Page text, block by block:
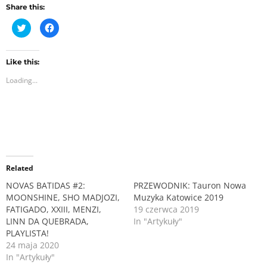
Share this:
C
l
t
s
i
t
r
(
O
p
e
n
s
i
n
e
C
l
o
k
(
O
p
e
n
i
n
Like this:
Loading...
Related
NOVAS BATIDAS #2:
MOONSHINE, SHO MADJOZI,
FATIGADO, XXIII, MENZI,
LINN DA QUEBRADA,
PLAYLISTA!
24 maja 2020
In "Artykuły"
PRZEWODNIK: Tauron Nowa
Muzyka Katowice 2019
19 czerwca 2019
In "Artykuły"